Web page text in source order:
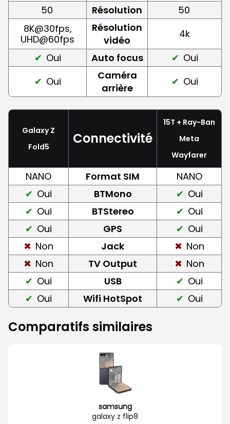
50
Résolution
50
8K@30fps,
UHD@60fps
Résolution
vidéo
4k
Oui
Auto focus
Oui
Oui
Caméra
arrière
Oui
Galaxy Z
Fold5
Connectivité
15T + Ray-Ban
Meta
Wayfarer
NANO Format SIM
NANO
Oui
BTMono
Oui
Oui
BTStereo
Oui
Oui
GPS
Oui
Non
Jack
Non
Non
TV Output
Non
Oui
USB
Oui
Oui
Wifi HotSpot Oui
Comparatifs similaires
samsung
galaxy z flip8